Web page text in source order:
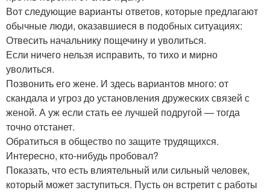
Вот следующие варианты ответов, которые предлагают
обычные люди, оказавшиеся в подобных ситуациях:
Отвесить начальнику пощечину и уволиться.
Если ничего нельзя исправить, то тихо и мирно
уволиться.
Позвонить его жене. И здесь вариантов много: от
скандала и угроз до установления дружеских связей с
женой. А уж если стать ее лучшей подругой — тогда
точно отстанет.
Обратиться в общество по защите трудящихся.
Интересно, кто-нибудь пробовал?
Показать, что есть влиятельный или сильный человек,
который может заступиться. Пусть он встретит с работы